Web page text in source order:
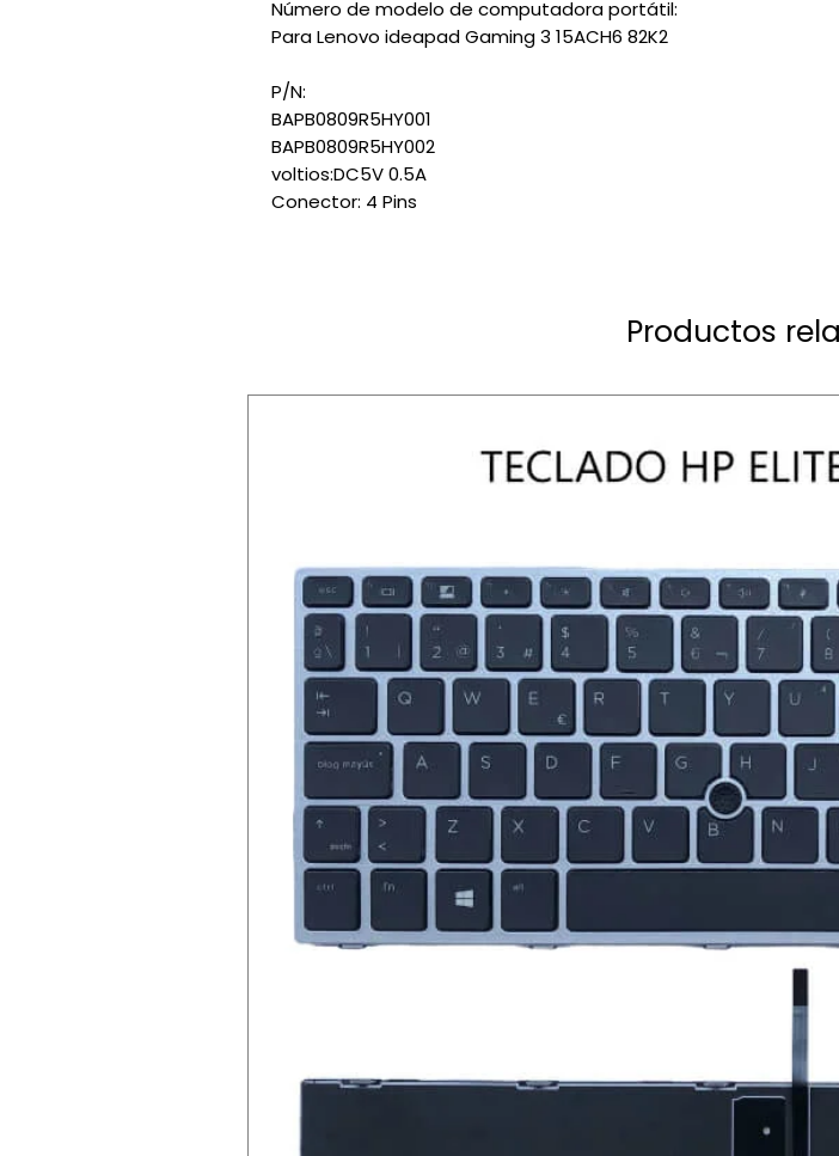
Número de modelo de computadora portátil:
Para Lenovo ideapad Gaming 3 15ACH6 82K2
P/N:
BAPB0809R5HY001
BAPB0809R5HY002
voltios:DC5V 0.5A
Conector: 4 Pins
Productos